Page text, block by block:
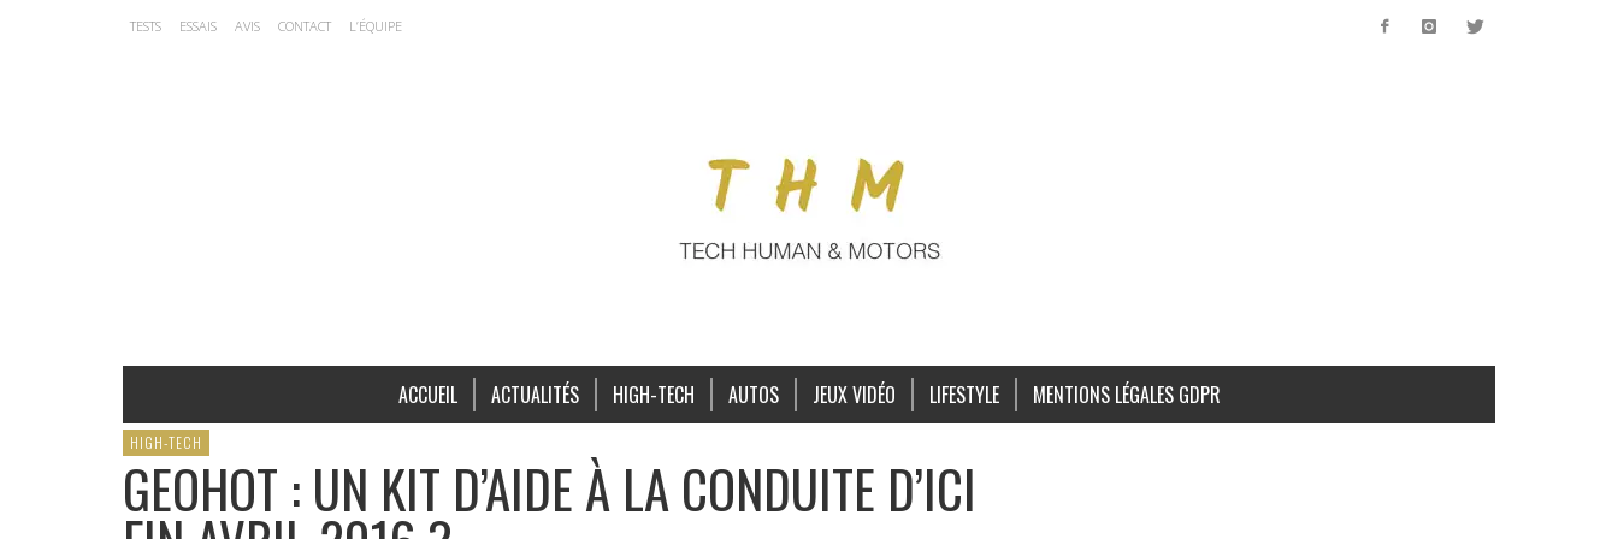
TESTS ESSAIS AVIS CONTACT L’ÉQUIPE
ACCUEIL ACTUALITÉS HIGH-TECH AUTOS JEUX VIDÉO LIFESTYLE MENTIONS LÉGALES GDPR
HIGH-TECH
GEOHOT : UN KIT D’AIDE À LA CONDUITE D’ICI